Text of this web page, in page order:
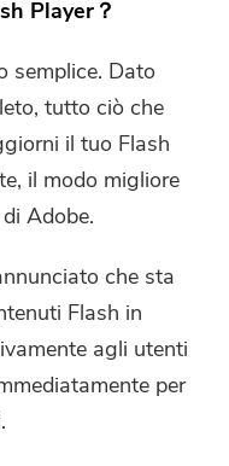
Player？
semplice. Dato
tutto ciò che
il tuo Flash
il modo migliore
Adobe.
che sta
Flash in
agli utenti
per